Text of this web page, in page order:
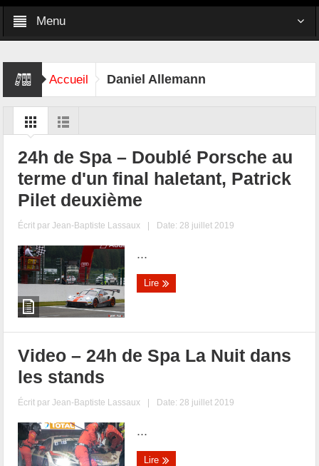
Menu
Accueil Daniel Allemann
24h de Spa – Doublé Porsche au
terme d'un final haletant, Patrick
Pilet deuxième
Écrit parJean-Baptiste Lassaux | Date: 28 juillet 2019
...
Lire
Video – 24h de Spa La Nuit dans
les stands
Écrit parJean-Baptiste Lassaux | Date: 28 juillet 2019
...
Lire